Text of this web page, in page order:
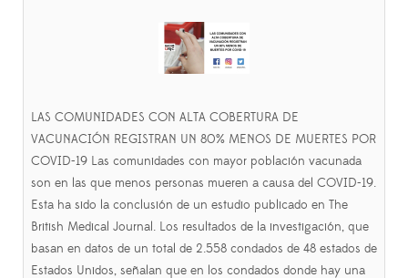
LAS COMUNIDADES CON ALTA COBERTURA DE
VACUNACIÓN REGISTRAN UN 80% MENOS DE MUERTES POR
COVID-19 Las comunidades con mayor población vacunada
son en las que menos personas mueren a causa del COVID-19.
Esta ha sido la conclusión de un estudio publicado en The
British Medical Journal. Los resultados de la investigación, que
basan en datos de un total de 2.558 condados de 48 estados de
Estados Unidos, señalan que en los condados donde hay una